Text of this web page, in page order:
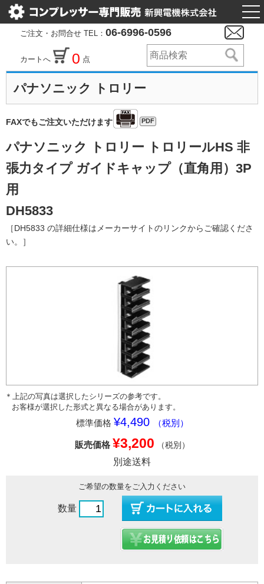
ご注文・お問合せ TEL： 06-6996-0596
カートへ 0 点
パナソニック トロリー
FAXでもご注文いただけます PDF
パナソニック トロリー トロリールHS 非
張力タイプ ガイドキャップ（直角用）3P
用
DH5833
［DH5833 の詳細仕様はメーカーサイトのリンクからご確認くださ
い。］
＊上記の写真は選択したシリーズの参考です。
お客様が選択した形式と異なる場合があります。
標準価格 ¥4,490 （税別）
販売価格 ¥3,200 （税別）
別途送料
ご希望の数量をご入力ください
数量